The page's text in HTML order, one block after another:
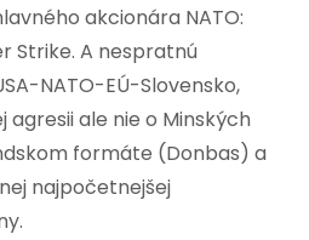
akcionára NATO:
Strike. A nespratnú
NATO-EÚ-Slovensko,
agresii ale nie o Minských
formáte (Donbas) a
najpočetnejšej